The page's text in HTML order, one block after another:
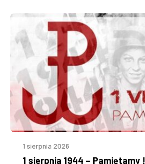
1 sierpnia 2026
1 sierpnia 1944 – Pamiętamy !